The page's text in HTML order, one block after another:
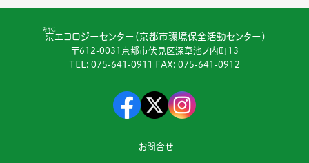
京
みやこ
エコロジーセンター（京都市環境保全活動センター）
〒612-0031京都市伏見区深草池ノ内町13
TEL: 075-641-0911 FAX: 075-641-0912
お問合せ